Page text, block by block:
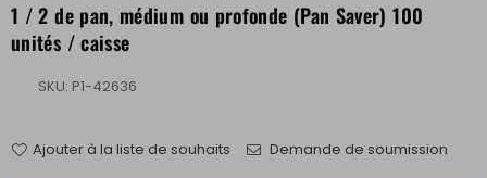
1 / 2 de pan, médium ou profonde (Pan Saver) 100
unités / caisse
SKU: P1-42636
Ajouter à la liste de souhaits
Demande de soumission